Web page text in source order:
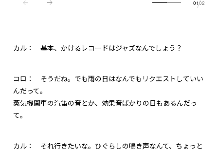
0102
カル： 基本、かけるレコードはジャズなんでしょう？
コロ： そうだね。でも雨の日はなんでもリクエストしていい
んだって。
蒸気機関車の汽笛の音とか、効果音ばかりの日もあるんだっ
て。
カル： それ行きたいな。ひぐらしの鳴き声なんて、ちょっと